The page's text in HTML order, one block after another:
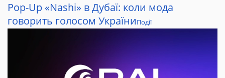
Pop-Up «Nashi» в Дубаї: коли мода
говорить голосом УкраїниПодії